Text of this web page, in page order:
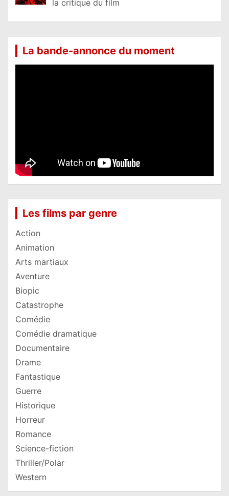
la critique du film
La bande-annonce du moment
Les films par genre
Action
Animation
Arts martiaux
Aventure
Biopic
Catastrophe
Comédie
Comédie dramatique
Documentaire
Drame
Fantastique
Guerre
Historique
Horreur
Romance
Science-fiction
Thriller/Polar
Western